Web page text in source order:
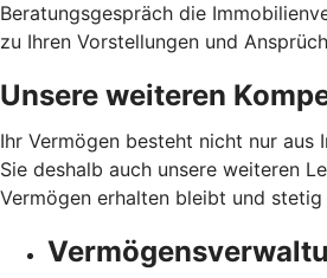
Beratungsgespräch die
zu Ihren Vorstellungen und
Unsere weiteren
Ihr Vermögen besteht nicht nur aus
Sie deshalb auch unsere weiteren
Vermögen erhalten bleibt und stetig